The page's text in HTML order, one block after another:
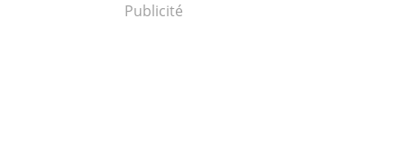
Publicité